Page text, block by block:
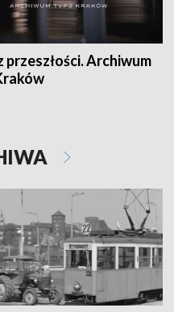
przeszłości. Archiwum